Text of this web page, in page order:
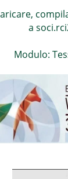
a
Modulo: